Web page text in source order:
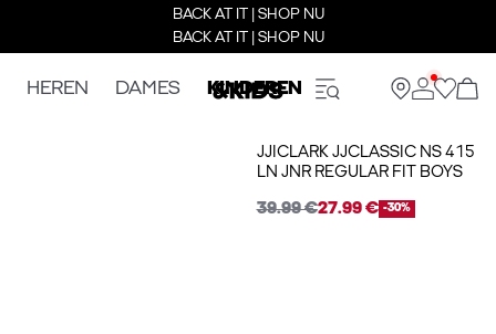
BACK AT IT | SHOP NU
BACK AT IT | SHOP NU
HEREN DAMES KINDEREN
JJICLARK JJCLASSIC NS 415
LN JNR REGULAR FIT BOYS
39.99 €27.99 € -30%